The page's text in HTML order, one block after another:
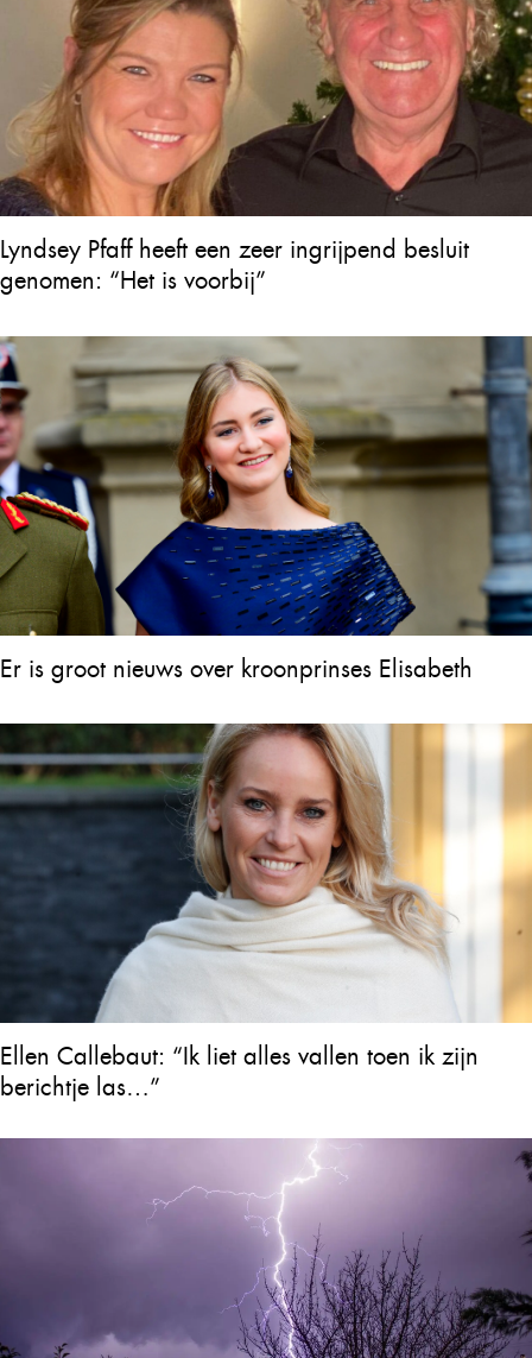
Lyndsey Pfaff heeft een zeer ingrijpend besluit
genomen: “Het is voorbij”
Er is groot nieuws over kroonprinses Elisabeth
Ellen Callebaut: “Ik liet alles vallen toen ik zijn
berichtje las…”